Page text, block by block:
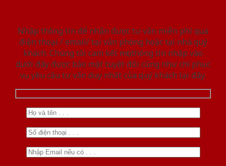
Nhập thông tin để nhận được tư vấn miễn phí qua
điện thoại / email/ tại văn phòng hoặc tại nhà quý
khách. Chúng tôi cam kết mọi thông tin nhập vào
dưới đây được bảo mật tuyệt đối cũng như chỉ phục
vụ yêu cầu tư vấn duy nhất của quý khách tại đây.